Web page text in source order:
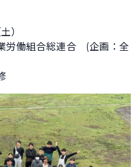
）
労働組合総連合 (企画：全